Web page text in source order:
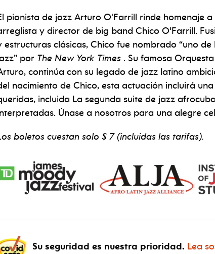
pianista de jazz Arturo O'Farrill rinde homenaje
y director de big band Chico O'Farrill.
estructuras clásicas, Chico fue nombrado “uno
por The New York Times . Su famosa
continúa con su legado de jazz latino
nacimiento de Chico, esta actuación incluirá
incluida La segunda suite de jazz
Únase a nosotros para una alegre
boletos cuestan solo $ 7 (incluidas las tarifas).
Su seguridad es nuestra prioridad. Lea